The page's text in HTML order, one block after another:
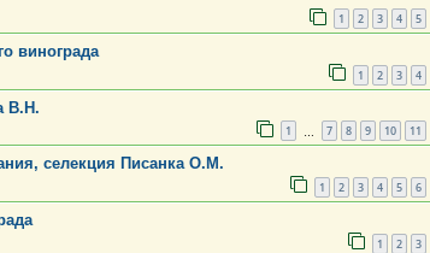
1 2 3 4 5
винограда
1 2 3 4
В.Н.
1 7 8 9 10 11
селекция Писанка О.М.
1 2 3 4 5 6
1 2 3